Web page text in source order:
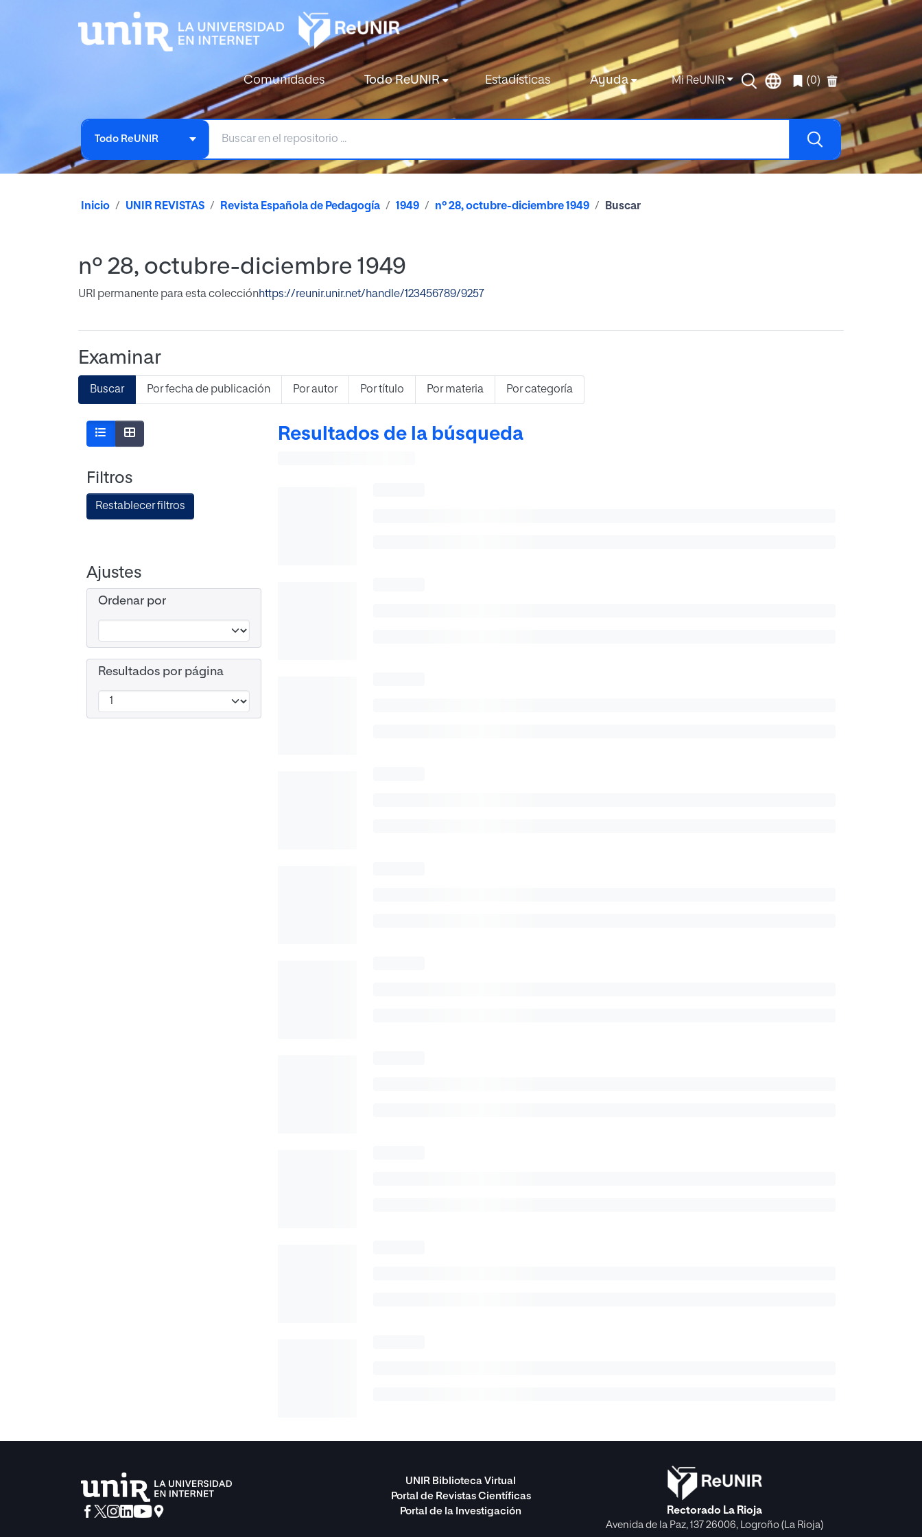
Comunidades Todo ReUNIR Estadísticas Ayuda Mi ReUNIR (0)
Todo ReUNIR
Inicio UNIR REVISTAS Revista Española de Pedagogía 1949 nº 28, octubre-diciembre 1949 Buscar
nº 28, octubre-diciembre 1949
URI permanente para esta colecciónhttps://reunir.unir.net/handle/123456789/9257
Examinar
Buscar Por fecha de publicación Por autor Por título Por materia Por categoría
Filtros
Restablecer filtros
Ajustes
Ordenar por
Resultados por página
Resultados de la búsqueda
UNIR Biblioteca Virtual
Portal de Revistas Científicas
Portal de la Investigación
Rectorado La Rioja
Avenida de la Paz, 137 26006, Logroño (La Rioja)